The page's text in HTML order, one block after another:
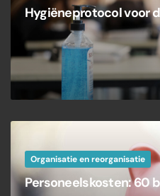
Hygiëneprotocol voor
Organisatie en reorganisatie
Personeelskosten: 60